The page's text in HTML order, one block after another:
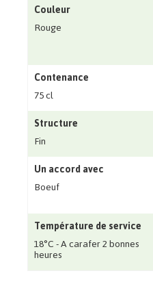
Couleur
Rouge
Contenance
75 cl
Structure
Fin
Un accord avec
Boeuf
Température de service
18°C - A carafer 2 bonnes
heures